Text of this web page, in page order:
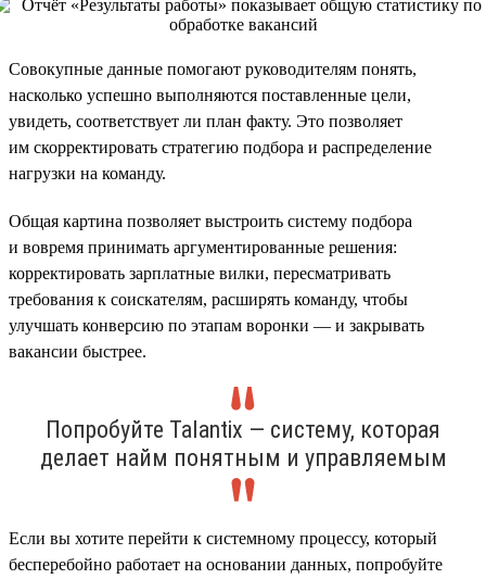
Совокупные данные помогают руководителям понять,
насколько успешно выполняются поставленные цели,
увидеть, соответствует ли план факту. Это позволяет
им скорректировать стратегию подбора и распределение
нагрузки на команду.
Общая картина позволяет выстроить систему подбора
и вовремя принимать аргументированные решения:
корректировать зарплатные вилки, пересматривать
требования к соискателям, расширять команду, чтобы
улучшать конверсию по этапам воронки — и закрывать
вакансии быстрее.
Попробуйте Talantix — систему, которая
делает найм понятным и управляемым
Если вы хотите перейти к системному процессу, который
бесперебойно работает на основании данных, попробуйте